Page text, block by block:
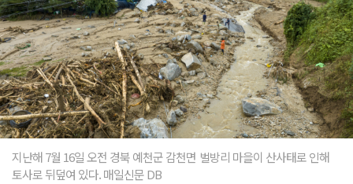
지난해 7월 16일 오전 경북 예천군 감천면 벌방리 마을이 산사태로 인해
토사로 뒤덮여 있다. 매일신문 DB